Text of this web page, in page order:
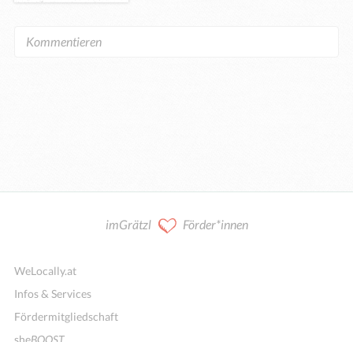
imGrätzl Förder*innen
WeLocally.at
Infos & Services
Fördermitgliedschaft
sheBOOST